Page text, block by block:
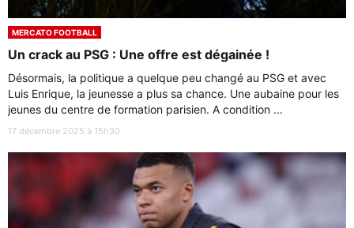
MERCATO FOOTBALL
Un crack au PSG : Une offre est dégainée !
Désormais, la politique a quelque peu changé au PSG et avec
Luis Enrique, la jeunesse a plus sa chance. Une aubaine pour les
jeunes du centre de formation parisien. A condition ...
17 décembre 2025 à 15h30